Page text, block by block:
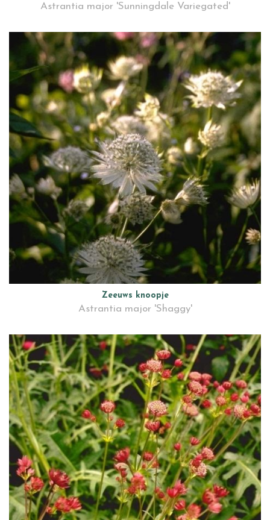
Astrantia major 'Sunningdale Variegated'
Zeeuws knoopje
Astrantia major 'Shaggy'